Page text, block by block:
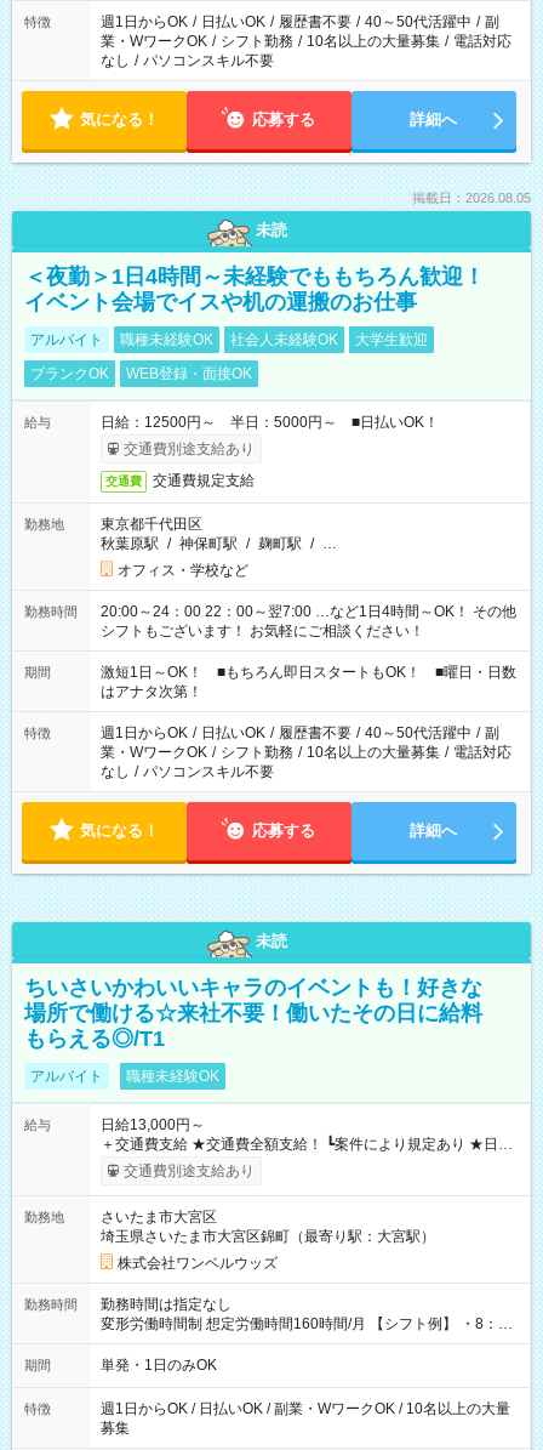
特徴 週1日からOK / 日払いOK / 履歴書不要 / 40～50代活躍中 / 副
業・WワークOK / シフト勤務 / 10名以上の大量募集 / 電話対応
なし / パソコンスキル不要
気になる！ 応募する 詳細へ
掲載日：2026.08.05
未読
＜夜勤＞1日4時間～未経験でももちろん歓迎！
イベント会場でイスや机の運搬のお仕事
アルバイト 職種未経験OK 社会人未経験OK
大学生歓迎
ブランクOK
WEB登録・面接OK
給与
日給：12500円～ 半日：5000円～ ■日払いOK！
交通費別途支給あり
交通費 交通費規定支給
勤務地
東京都千代田区
秋葉原駅 / 神保町駅 / 麹町駅 / …
オフィス・学校など
勤務時間
20:00～24：00 22：00～翌7:00 …など1日4時間～OK！ その他
シフトもございます！ お気軽にご相談ください！
期間
激短1日～OK！ ■もちろん即日スタートもOK！ ■曜日・日数
はアナタ次第！
特徴 週1日からOK / 日払いOK / 履歴書不要 / 40～50代活躍中 / 副
業・WワークOK / シフト勤務 / 10名以上の大量募集 / 電話対応
なし / パソコンスキル不要
気になる！ 応募する 詳細へ
未読
ちいさいかわいいキャラのイベントも！好きな
場所で働ける☆来社不要！働いたその日に給料
もらえる◎/T1
アルバイト 職種未経験OK
給与
日給13,000円～
＋交通費支給 ★交通費全額支給！ ┗案件により規定あり ★日払
いOK！（規定あり） ┗働いたその日に現金GET♪ お仕事後はコ
ンビニATMから 日払い分を引き落とせます！ 【試用期間】試
交通費別途支給あり
勤務地
さいたま市大宮区
埼玉県さいたま市大宮区錦町（最寄り駅：大宮駅）
株式会社ワンベルウッズ
勤務時間
勤務時間は指定なし
変形労働時間制 想定労働時間160時間/月 【シフト例】 ・8：00
～21：00
期間 単発・1日のみOK
特徴
週1日からOK / 日払いOK / 副業・WワークOK / 10名以上の大量
募集